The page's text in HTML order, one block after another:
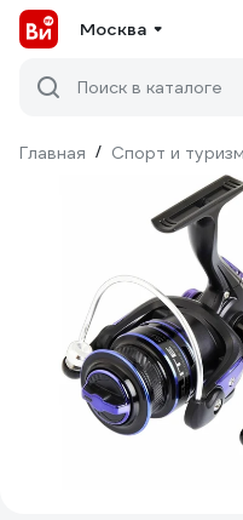
Москва
Поиск в каталоге
Главная / Спорт и туризм